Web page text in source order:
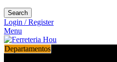
Search
Login / Register
Menu
Departamentos